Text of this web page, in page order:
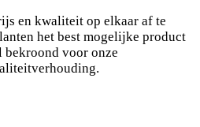
en kwaliteit op elkaar af te
het best mogelijke product
bekroond voor onze